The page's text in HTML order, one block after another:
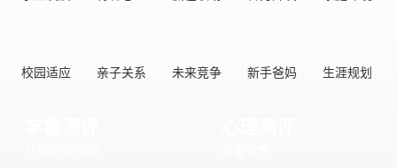
校园适应 亲子关系 未来竞争 新手爸妈 生涯规划